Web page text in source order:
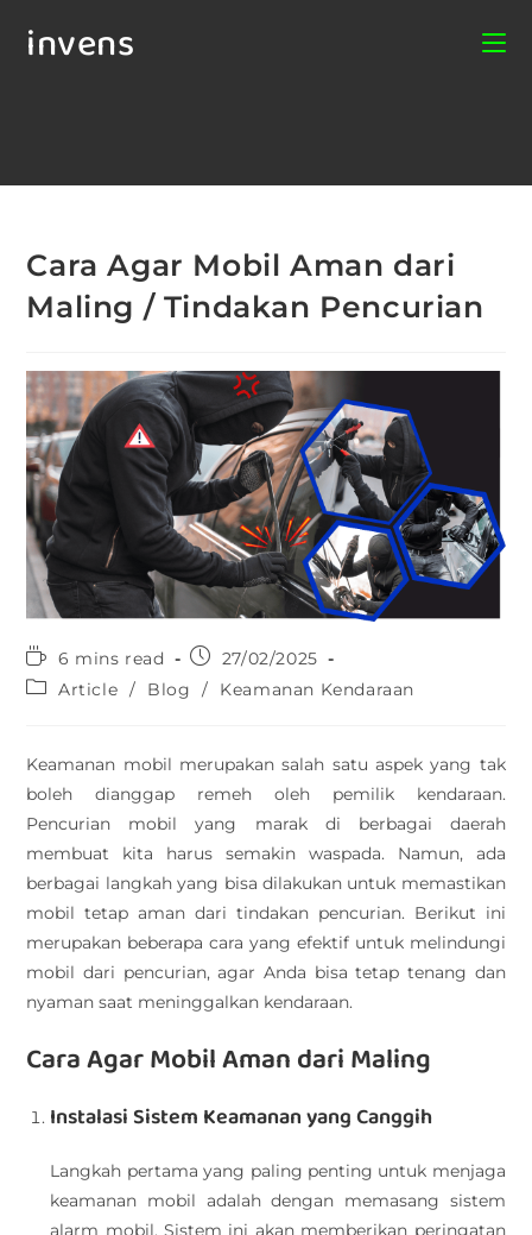
invens
Cara Agar Mobil Aman dari
Maling / Tindakan Pencurian
6 mins read
27/02/2025
Article / Blog / Keamanan Kendaraan
Keamanan mobil merupakan salah satu aspek yang tak
boleh dianggap remeh oleh pemilik kendaraan.
Pencurian mobil yang marak di berbagai daerah
membuat kita harus semakin waspada. Namun, ada
berbagai langkah yang bisa dilakukan untuk memastikan
mobil tetap aman dari tindakan pencurian. Berikut ini
merupakan beberapa cara yang efektif untuk melindungi
mobil dari pencurian, agar Anda bisa tetap tenang dan
nyaman saat meninggalkan kendaraan.
Cara Agar Mobil Aman dari Maling
Instalasi Sistem Keamanan yang Canggih
Langkah pertama yang paling penting untuk menjaga
keamanan mobil adalah dengan memasang sistem
alarm mobil. Sistem ini akan memberikan peringatan